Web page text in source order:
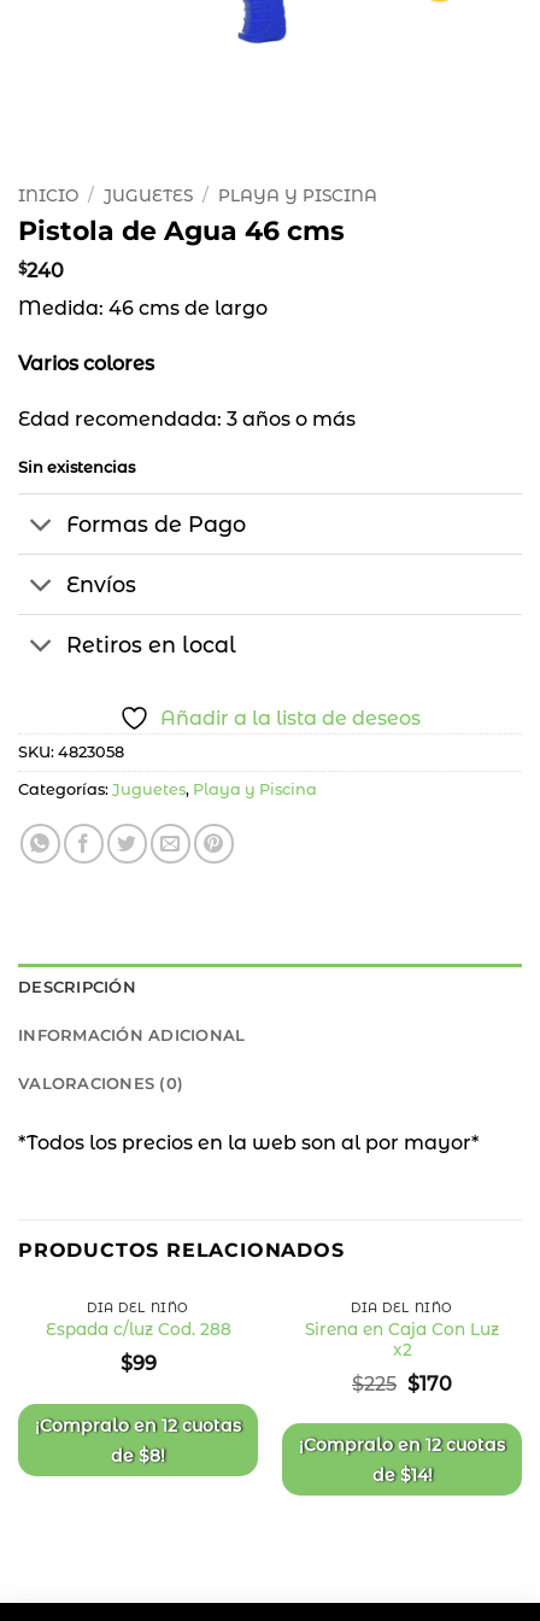
INICIO / JUGUETES / PLAYA Y PISCINA
Pistola de Agua 46 cms
$240
Medida: 46 cms de largo
Varios colores
Edad recomendada: 3 años o más
Sin existencias
Formas de Pago
Envíos
Retiros en local
Añadir a la lista de deseos
SKU: 4823058
Categorías: Juguetes, Playa y Piscina
DESCRIPCIÓN
INFORMACIÓN ADICIONAL
VALORACIONES (0)
*Todos los precios en la web son al por mayor*
PRODUCTOS RELACIONADOS
de
deseos
DÍA DEL NIÑO
Espada c/luz Cod. 288
$99
¡Compralo en12 cuotas
de$8!
DÍA DEL NIÑO
Sirena en Caja Con Luz
x2
$225 El
original
era:
$225.
$170El
actual
es:
$170.
¡Compralo en12 cuotas
de$14!